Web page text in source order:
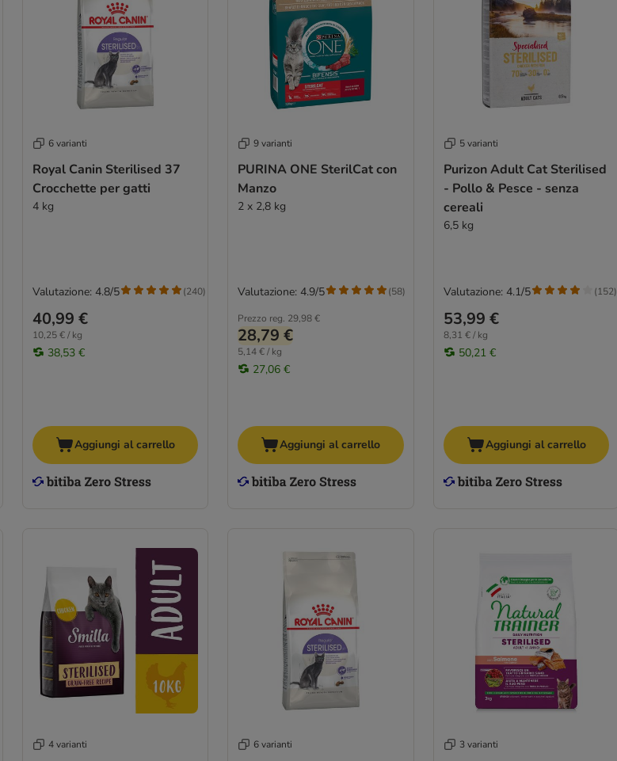
6 varianti
Royal Canin Sterilised 37
Crocchette per gatti
4 kg
40,99 €
10,25 € / kg
38,53 €
Valutazione: 4.8/5 (240)
Aggiungi al carrello
9 varianti
PURINA ONE SterilCat con
Manzo
2 x 2,8 kg
Prezzo reg. 29,98 €
28,79 €
5,14 € / kg
27,06 €
Valutazione: 4.9/5 (58)
Aggiungi al carrello
5 varianti
Purizon Adult Cat Sterilised
- Pollo & Pesce - senza
cereali
6,5 kg
53,99 €
8,31 € / kg
50,21 €
Valutazione: 4.1/5 (152)
Aggiungi al carrello
4 varianti 6 varianti 3 varianti